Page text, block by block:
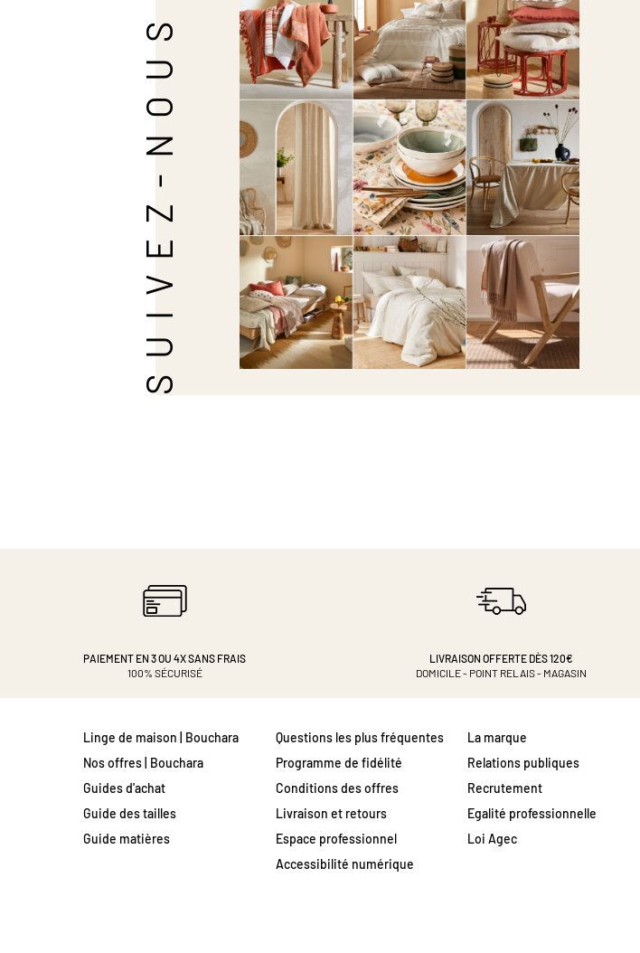
SUIVEZ-NOUS
PAIEMENT EN 3 OU 4XSANS FRAIS
100% SÉCURISÉ
LIVRAISON OFFERTE DÈS 120€
DOMICILE - POINT RELAIS - MAGASIN
Linge de maison | Bouchara
Nos offres | Bouchara
Guides d'achat
Guide des tailles
Guide matières
Questions les plus fréquentes
Programme de fidélité
Conditions des offres
Livraison et retours
Espace professionnel
Accessibilité numérique
La marque
Relations publiques
Recrutement
Egalité professionnelle
Loi Agec